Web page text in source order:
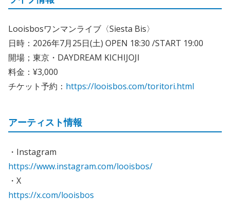
Looisbosワンマンライブ〈Siesta Bis〉
日時：2026年7月25日(土) OPEN 18:30 /START 19:00
開場；東京・DAYDREAM KICHIJOJI
料金：¥3,000
チケット予約： https://looisbos.com/toritori.html
アーティスト情報
・Instagram
https://www.instagram.com/looisbos/
・X
https://x.com/looisbos